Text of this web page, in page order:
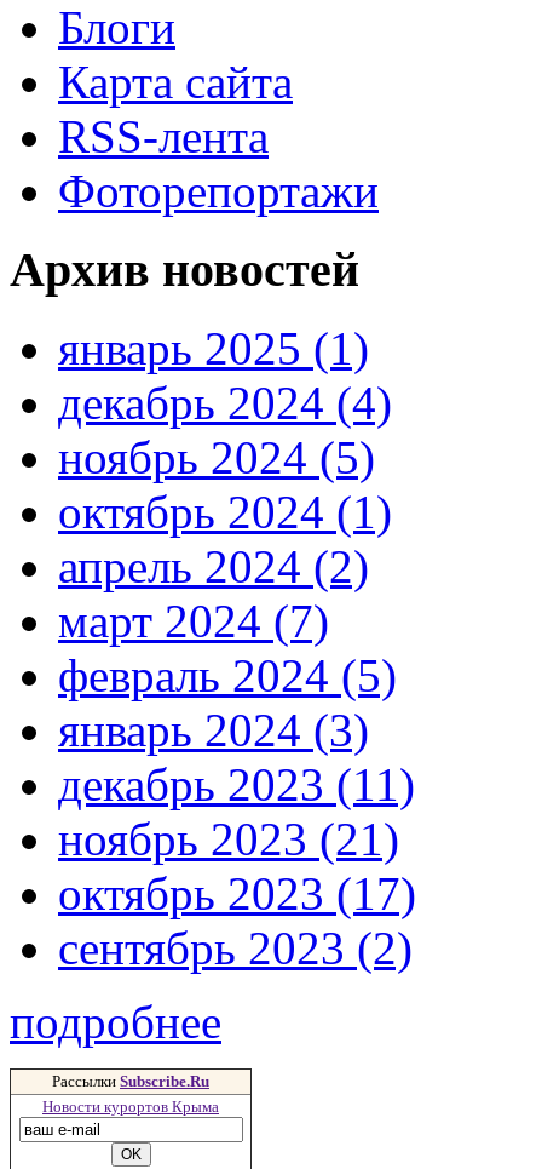
Блоги
Карта сайта
RSS-лента
Фоторепортажи
Архив новостей
январь 2025 (1)
декабрь 2024 (4)
ноябрь 2024 (5)
октябрь 2024 (1)
апрель 2024 (2)
март 2024 (7)
февраль 2024 (5)
январь 2024 (3)
декабрь 2023 (11)
ноябрь 2023 (21)
октябрь 2023 (17)
сентябрь 2023 (2)
подробнее
Рассылки Subscribe.Ru
Новости курортов Крыма